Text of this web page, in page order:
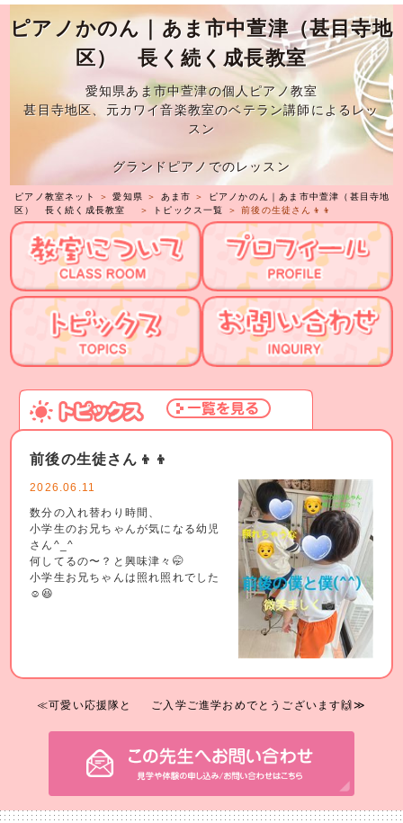
ピアノかのん｜あま市中萱津（甚目寺地
区） 長く続く成長教室
愛知県あま市中萱津の個人ピアノ教室
甚目寺地区、元カワイ音楽教室のベテラン講師によるレッ
スン
グランドピアノでのレッスン
ピアノ教室ネット ＞愛知県 ＞ あま市 ＞
ピアノかのん｜あま市中萱津（甚目寺地
区） 長く続く成長教室
＞ トピックス一覧 ＞ 前後の生徒さん👦👦
前後の生徒さん👦👦
2026.06.11
数分の入れ替わり時間、
小学生のお兄ちゃんが気になる幼児
さん^_^
何してるの〜？と興味津々🤭
小学生お兄ちゃんは照れ照れでした
☺️😆
≪可愛い応援隊と ご入学ご進学おめでとうございます🙌≫